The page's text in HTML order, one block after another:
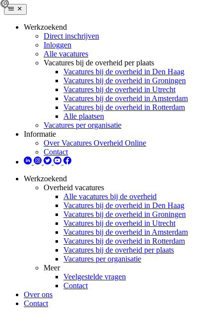
Werkzoekend
Direct inschrijven
Inloggen
Alle vacatures
Vacatures bij de overheid per plaats
Vacatures bij de overheid in Den Haag
Vacatures bij de overheid in Groningen
Vacatures bij de overheid in Utrecht
Vacatures bij de overheid in Amsterdam
Vacatures bij de overheid in Rotterdam
Alle plaatsen
Vacatures per organisatie
Informatie
Over Vacatures Overheid Online
Contact
Werkzoekend
Overheid vacatures
Alle vacatures bij de overheid
Vacatures bij de overheid in Den Haag
Vacatures bij de overheid in Groningen
Vacatures bij de overheid in Utrecht
Vacatures bij de overheid in Amsterdam
Vacatures bij de overheid in Rotterdam
Vacatures bij de overheid per plaats
Vacatures per organisatie
Meer
Veelgestelde vragen
Contact
Over ons
Contact